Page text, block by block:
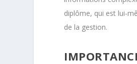
diplôme, qui est lui-
de la gestion.